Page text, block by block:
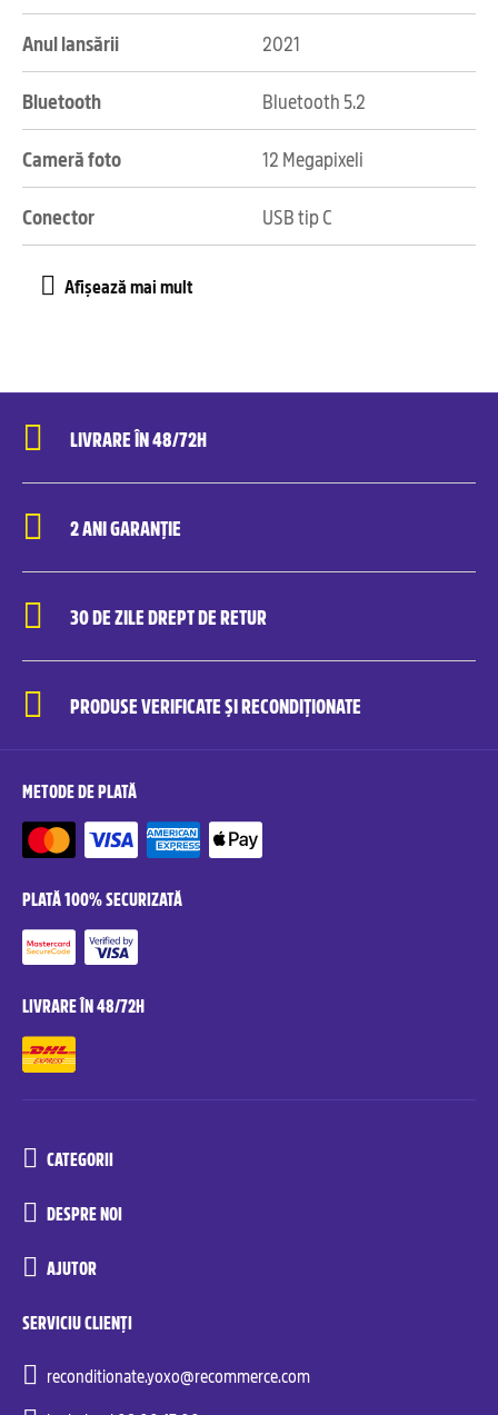
Anul lansării 2021
Bluetooth Bluetooth 5.2
Cameră foto 12 Megapixeli
Conector USB tip C
LIVRARE ÎN 48/72H
2 ANI GARANȚIE
30 DE ZILE DREPT DE RETUR
PRODUSE VERIFICATE ȘI RECONDIȚIONATE
METODE DE PLATĂ
PLATĂ 100% SECURIZATĂ
LIVRARE ÎN 48/72H
CATEGORII
DESPRE NOI
AJUTOR
SERVICIU CLIENȚI
reconditionate.yoxo@recommerce.com